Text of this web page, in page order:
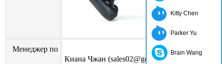
Менеджер по
Киана Чжан (sales02@go-on.cn)
Kitty Chen
Parker Yu
Brain Wang